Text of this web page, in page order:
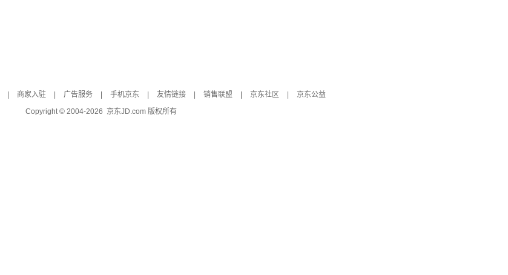
商家入驻 广告服务 手机京东 友情链接 销售联盟 京东社区
京东公益
Copyright © 2004-2026 京东JD.com 版权所有